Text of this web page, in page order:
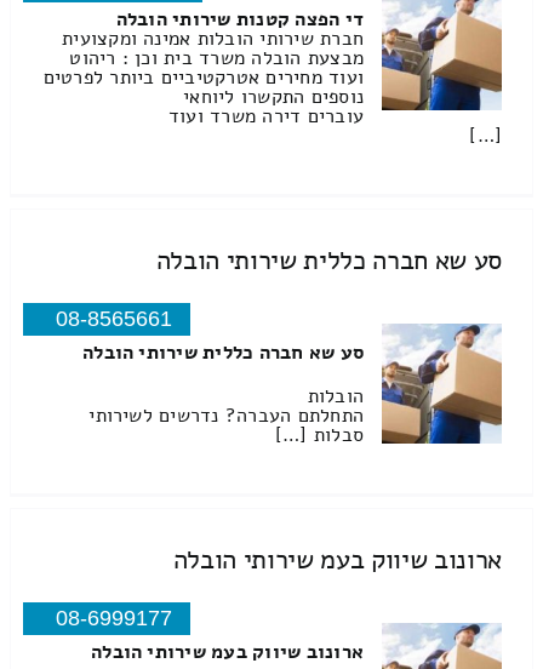
די הפצה קטנות שירותי הובלה
חברת שירותי הובלות אמינה ומקצועית
מבצעת הובלה משרד בית וכן : ריהוט
ועוד מחירים אטרקטיביים ביותר לפרטים
נוספים התקשרו ליוחאי
עוברים דירה משרד ועוד
[…]
סע שא חברה כללית שירותי הובלה
08-8565661
סע שא חברה כללית שירותי הובלה
הובלות
התחלתם העברה? נדרשים לשירותי
סבלות […]
ארונוב שיווק בעמ שירותי הובלה
08-6999177
ארונוב שיווק בעמ שירותי הובלה